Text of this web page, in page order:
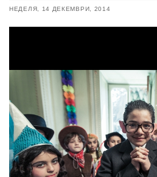
НЕДЕЛЯ, 14 ДЕКЕМВРИ, 2014